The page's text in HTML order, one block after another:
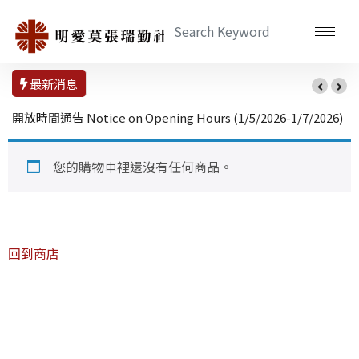
最新消息
開放時間通告 Notice on Opening Hours (1/5/2026-1/7/2026)
您的購物車裡還沒有任何商品。
回到商店